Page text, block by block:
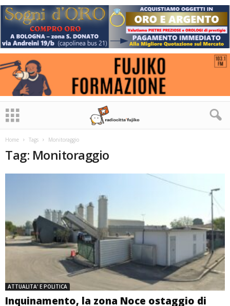
Home Tags Monitoraggio
Tag: Monitoraggio
ATTUALITA' E POLITICA
Inquinamento, la zona Noce ostaggio di